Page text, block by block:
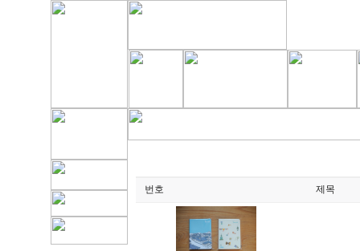
번호 제목